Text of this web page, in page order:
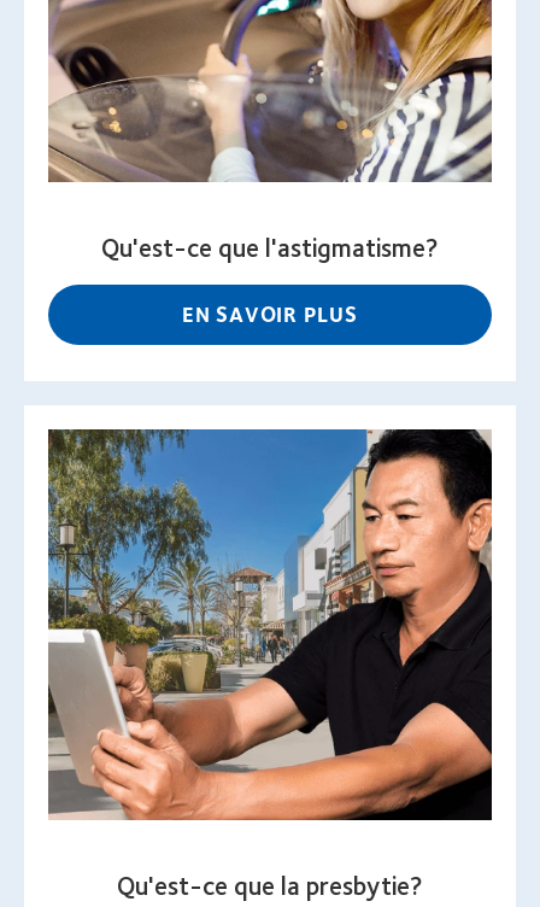
Qu'est-ce que l'astigmatisme?
EN SAVOIR PLUS
Qu'est-ce que la presbytie?